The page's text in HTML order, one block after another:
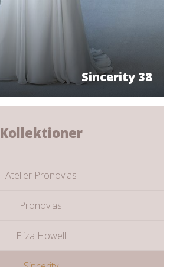
Sincerity 38
Kollektioner
Atelier Pronovias
Pronovias
Eliza Howell